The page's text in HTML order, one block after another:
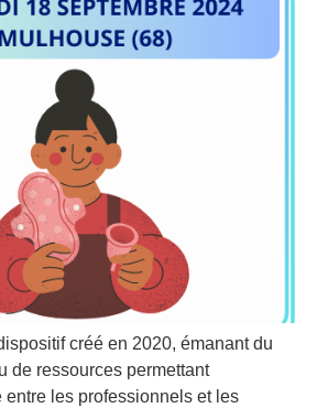
créé en 2020, émanant du
de ressources permettant
les professionnels et les